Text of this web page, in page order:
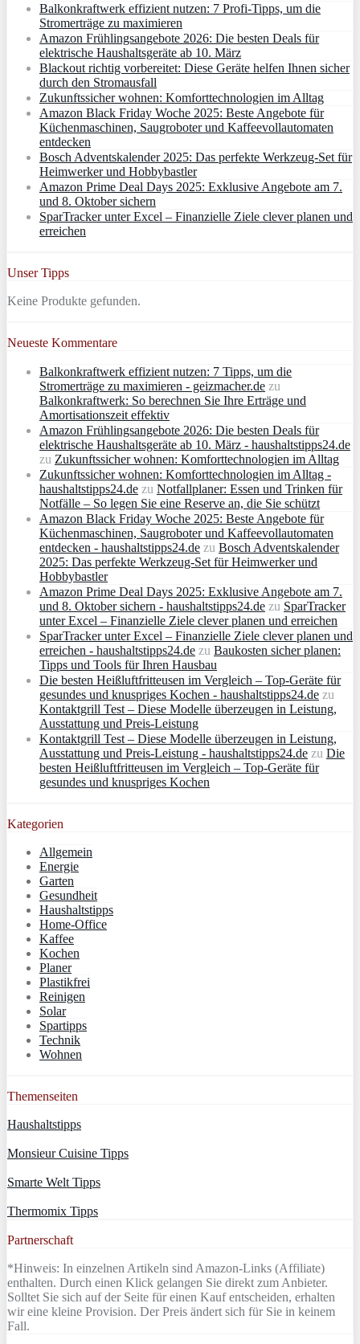
Balkonkraftwerk effizient nutzen: 7 Profi-Tipps, um die
Stromerträge zu maximieren
Amazon Frühlingsangebote 2026: Die besten Deals für
elektrische Haushaltsgeräte ab 10. März
Blackout richtig vorbereitet: Diese Geräte helfen Ihnen sicher
durch den Stromausfall
Zukunftssicher wohnen: Komforttechnologien im Alltag
Amazon Black Friday Woche 2025: Beste Angebote für
Küchenmaschinen, Saugroboter und Kaffeevollautomaten
entdecken
Bosch Adventskalender 2025: Das perfekte Werkzeug-Set für
Heimwerker und Hobbybastler
Amazon Prime Deal Days 2025: Exklusive Angebote am 7.
und 8. Oktober sichern
SparTracker unter Excel – Finanzielle Ziele clever planen und
erreichen
Unser Tipps
Keine Produkte gefunden.
Neueste Kommentare
Balkonkraftwerk effizient nutzen: 7 Tipps, um die
Stromerträge zu maximieren - geizmacher.de zu
Balkonkraftwerk: So berechnen Sie Ihre Erträge und
Amortisationszeit effektiv
Amazon Frühlingsangebote 2026: Die besten Deals für
elektrische Haushaltsgeräte ab 10. März - haushaltstipps24.de
zu Zukunftssicher wohnen: Komforttechnologien im Alltag
Zukunftssicher wohnen: Komforttechnologien im Alltag -
haushaltstipps24.de zu Notfallplaner: Essen und Trinken für
Notfälle – So legen Sie eine Reserve an, die Sie schützt
Amazon Black Friday Woche 2025: Beste Angebote für
Küchenmaschinen, Saugroboter und Kaffeevollautomaten
entdecken - haushaltstipps24.de zu Bosch Adventskalender
2025: Das perfekte Werkzeug-Set für Heimwerker und
Hobbybastler
Amazon Prime Deal Days 2025: Exklusive Angebote am 7.
und 8. Oktober sichern - haushaltstipps24.de zu SparTracker
unter Excel – Finanzielle Ziele clever planen und erreichen
SparTracker unter Excel – Finanzielle Ziele clever planen und
erreichen - haushaltstipps24.de zu Baukosten sicher planen:
Tipps und Tools für Ihren Hausbau
Die besten Heißluftfritteusen im Vergleich – Top-Geräte für
gesundes und knuspriges Kochen - haushaltstipps24.de zu
Kontaktgrill Test – Diese Modelle überzeugen in Leistung,
Ausstattung und Preis-Leistung
Kontaktgrill Test – Diese Modelle überzeugen in Leistung,
Ausstattung und Preis-Leistung - haushaltstipps24.de zu Die
besten Heißluftfritteusen im Vergleich – Top-Geräte für
gesundes und knuspriges Kochen
Kategorien
Allgemein
Energie
Garten
Gesundheit
Haushaltstipps
Home-Office
Kaffee
Kochen
Planer
Plastikfrei
Reinigen
Solar
Spartipps
Technik
Wohnen
Themenseiten
Haushaltstipps
Monsieur Cuisine Tipps
Smarte Welt Tipps
Thermomix Tipps
Partnerschaft
*Hinweis: In einzelnen Artikeln sind Amazon-Links (Affiliate)
enthalten. Durch einen Klick gelangen Sie direkt zum Anbieter.
Solltet Sie sich auf der Seite für einen Kauf entscheiden, erhalten
wir eine kleine Provision. Der Preis ändert sich für Sie in keinem
Fall.